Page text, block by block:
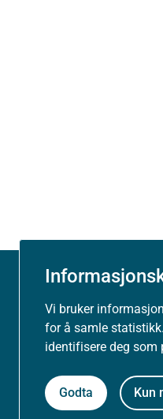
Vi bruker
for å samle
identifisere deg som
Godta Kun